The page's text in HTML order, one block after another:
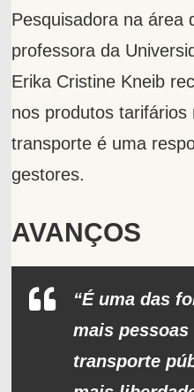
Pesquisadora na área
professora da
Erika Cristine Kneib
nos produtos
transporte é uma
gestores.
AVANÇOS
“É uma das
mais
transporte